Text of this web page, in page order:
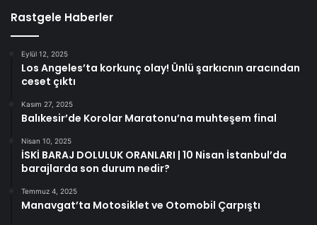
Rastgele Haberler
Eylül 12, 2025
Los Angeles’ta korkunç olay! Ünlü şarkıcnın aracından
ceset çıktı
Kasım 27, 2025
Balıkesir’de Korolar Maratonu’na muhteşem final
Nisan 10, 2025
İSKİ BARAJ DOLULUK ORANLARI | 10 Nisan İstanbul’da
barajlarda son durum nedir?
Temmuz 4, 2025
Manavgat’ta Motosiklet ve Otomobil Çarpıştı